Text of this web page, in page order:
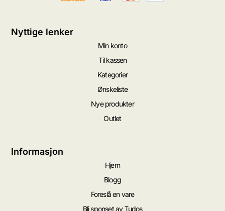
Nyttige lenker
Min konto
Til kassen
Kategorier
Ønskeliste
Nye produkter
Outlet
Informasjon
Hjem
Blogg
Foreslå en vare
Bli sponset av Tudos